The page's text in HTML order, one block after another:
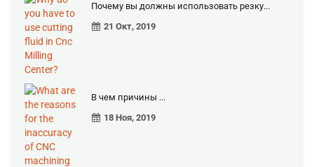
Почему вы должны использовать резку...
21 Окт, 2019
В чем причины ...
18 Ноя, 2019